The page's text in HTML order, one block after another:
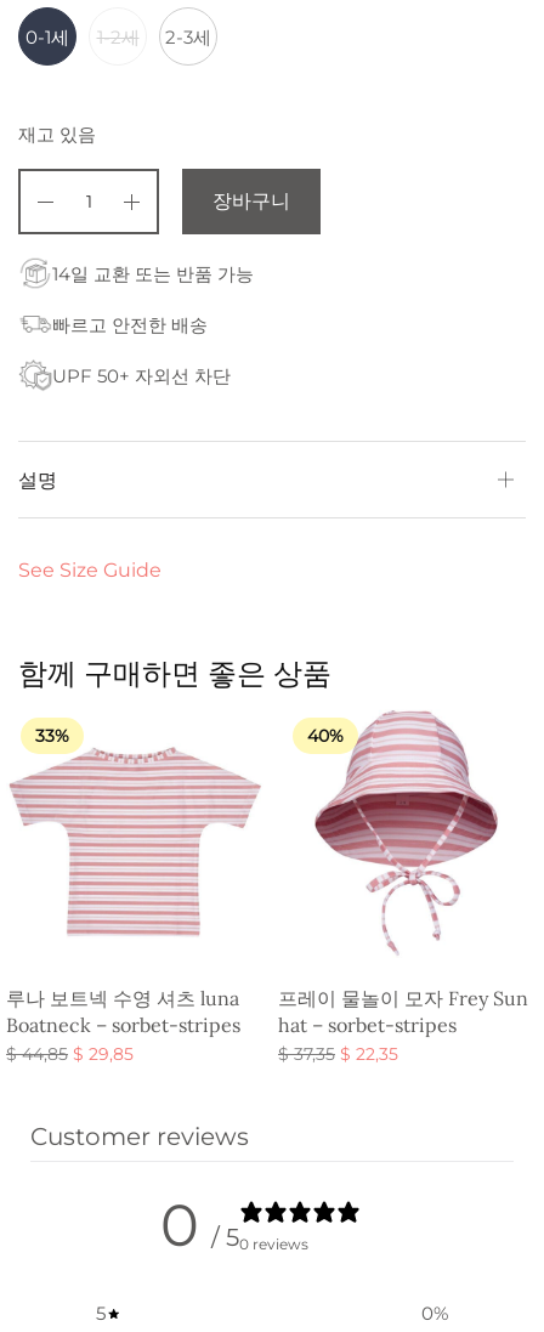
0-1세 1-2세 2-3세
재고 있음
장바구니
14일 교환 또는 반품 가능
빠르고 안전한 배송
UPF 50+ 자외선 차단
설명
See Size Guide
함께 구매하면 좋은 상품
33%
루나 보트넥 수영 셔츠 luna
Boatneck – sorbet-stripes
$44,85 원래 가
$ 29,85현재 가
40%
프레이 물놀이 모자 Frey Sun
hat – sorbet-stripes
$37,35 원래 가
$ 22,35현재 가
Customer reviews
0 / 50 reviews
5 0%